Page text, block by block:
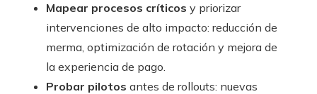
Mapear procesos críticos y priorizar
intervenciones de alto impacto: reducción de
merma, optimización de rotación y mejora de
la experiencia de pago.
Probar pilotos antes de rollouts: nuevas